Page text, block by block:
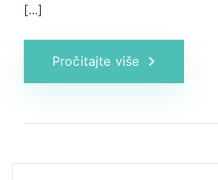
[...]
Pročitajte više